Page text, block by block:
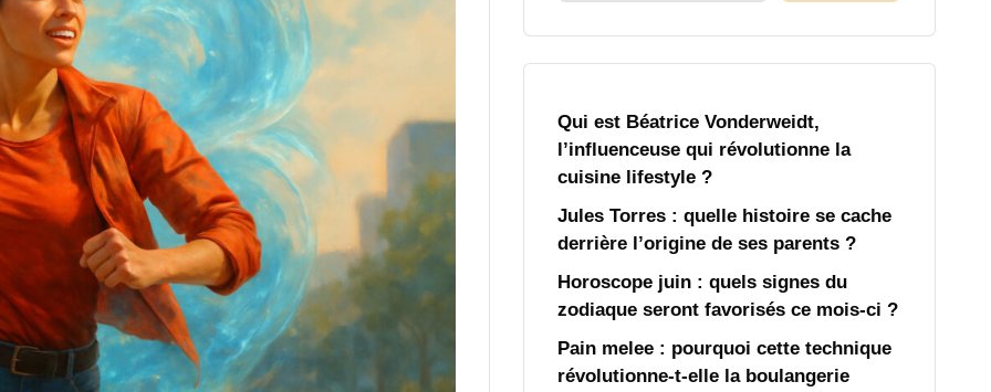
Qui est Béatrice Vonderweidt,
l’influenceuse qui révolutionne la
cuisine lifestyle ?
Jules Torres : quelle histoire se cache
derrière l’origine de ses parents ?
Horoscope juin : quels signes du
zodiaque seront favorisés ce mois-ci ?
Pain melee : pourquoi cette technique
révolutionne-t-elle la boulangerie